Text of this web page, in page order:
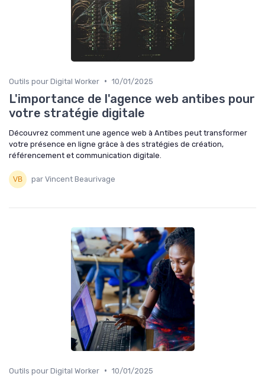
Outils pour Digital Worker • 10/01/2025
L'importance de l'agence web antibes pour
votre stratégie digitale
Découvrez comment une agence web à Antibes peut transformer
votre présence en ligne grâce à des stratégies de création,
référencement et communication digitale.
par Vincent Beaurivage
Outils pour Digital Worker • 10/01/2025